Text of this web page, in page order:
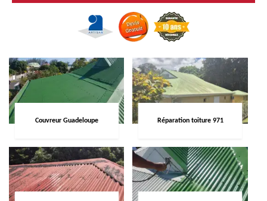
Couvreur Guadeloupe Réparation toiture 971